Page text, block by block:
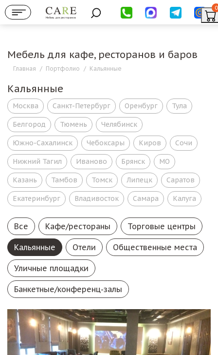
Мебель для ресторанов
0
Мебель для кафе, ресторанов и баров
Главная / Портфолио / Кальянные
Кальянные
Москва Санкт-Петербург Оренбург Тула
Белгород Тюмень Челябинск
Южно-Сахалинск Чебоксары Киров Сочи
Нижний Тагил Иваново Брянск МО
Казань Тамбов Томск Липецк Саратов
Екатеринбург Владивосток Самара Калуга
Все Кафе/рестораны Торговые центры
Кальянные Отели Общественные места
Уличные площадки
Банкетные/конференц-залы